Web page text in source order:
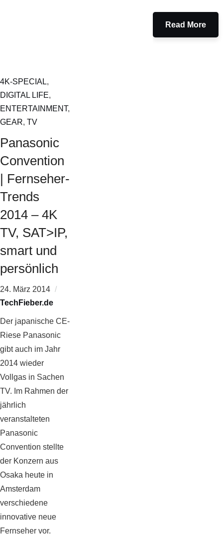
Read More
4K-SPECIAL,
DIGITAL LIFE,
ENTERTAINMENT,
GEAR, TV
Panasonic
Convention
| Fernseher-
Trends
2014 – 4K
TV, SAT>IP,
smart und
persönlich
24. März 2014
TechFieber.de
Der japanische CE-
Riese Panasonic
gibt auch im Jahr
2014 wieder
Vollgas in Sachen
TV. Im Rahmen der
jährlich
veranstalteten
Panasonic
Convention stellte
der Konzern aus
Osaka heute in
Amsterdam
verschiedene
innovative neue
Fernseher vor.